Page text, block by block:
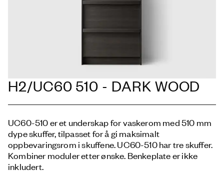
H2/UC60 510 - DARK WOOD
UC60-510 er et underskap for vaskerom med 510 mm
dype skuffer, tilpasset for å gi maksimalt
oppbevaringsrom i skuffene. UC60-510 har tre skuffer.
Kombiner moduler etter ønske. Benkeplate er ikke
inkludert.